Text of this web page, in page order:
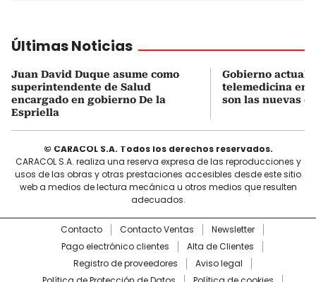
Últimas Noticias
Juan David Duque asume como
superintendente de Salud
encargado en gobierno De la
Espriella
Gobierno
telemedicina en
son las nuevas
© CARACOL S.A. Todos los derechos reservados.
CARACOL S.A. realiza una reserva expresa de las reproducciones y
usos de las obras y otras prestaciones accesibles desde este sitio
web a medios de lectura mecánica u otros medios que resulten
adecuados.
Contacto Contacto Ventas
Newsletter
Pago electrónico clientes
Alta de Clientes
Registro de proveedores
Aviso legal